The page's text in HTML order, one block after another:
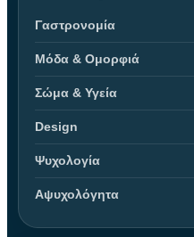
Γαστρονομία
Μόδα & Ομορφιά
Σώμα & Υγεία
Design
Ψυχολογία
Αψυχολόγητα